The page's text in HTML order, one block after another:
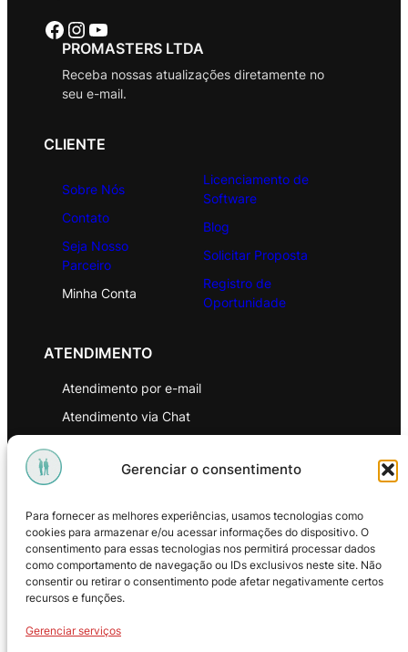
Gerenciar o consentimento
Para fornecer as melhores experiências, usamos tecnologias como
cookies para armazenar e/ou acessar informações do dispositivo. O
consentimento para essas tecnologias nos permitirá processar dados
como comportamento de navegação ou IDs exclusivos neste site. Não
consentir ou retirar o consentimento pode afetar negativamente certos
recursos e funções.
Gerenciar serviços
Facebook Instagram Youtube
PROMASTERS LTDA
Receba nossas atualizações diretamente no
seu e-mail.
CLIENTE
Sobre Nós
Contato
Seja Nosso
Parceiro
Minha Conta
Licenciamento de
Software
Blog
Solicitar Proposta
Registro de
Oportunidade
ATENDIMENTO
Atendimento por e-mail
Atendimento via Chat
Política de Privacidade
Política de Troca e Devoluções
Política de Reembolso